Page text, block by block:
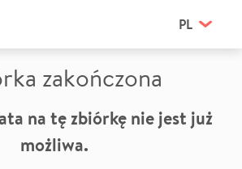
PL
zakończona
na tę zbiórkę nie jest już
możliwa.